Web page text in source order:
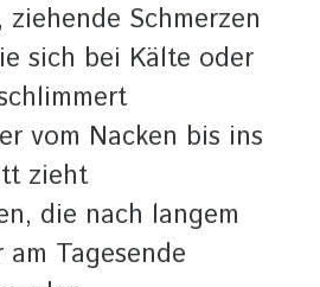
ziehende Schmerzen
sich bei Kälte oder
vom Nacken bis ins
zieht
die nach langem
Tagesende